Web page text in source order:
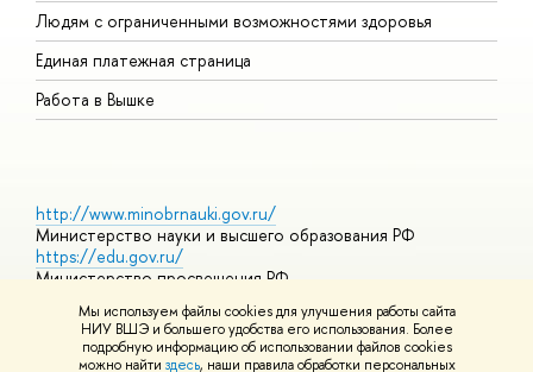
Мы используем файлы cookies для улучшения работы сайта
НИУ ВШЭ и большего удобства его использования. Более
подробную информацию об использовании файлов cookies
можно найти здесь, наши правила обработки персональных
Людям с ограниченными возможностями здоровья
Единая платежная страница
Работа в Вышке
http://www.minobrnauki.gov.ru/
Министерство науки и высшего образования РФ
https://edu.gov.ru/
Министерство просвещения РФ
https://elearning.hse.ru/mooc
Массовые открытые онлайн-курсы